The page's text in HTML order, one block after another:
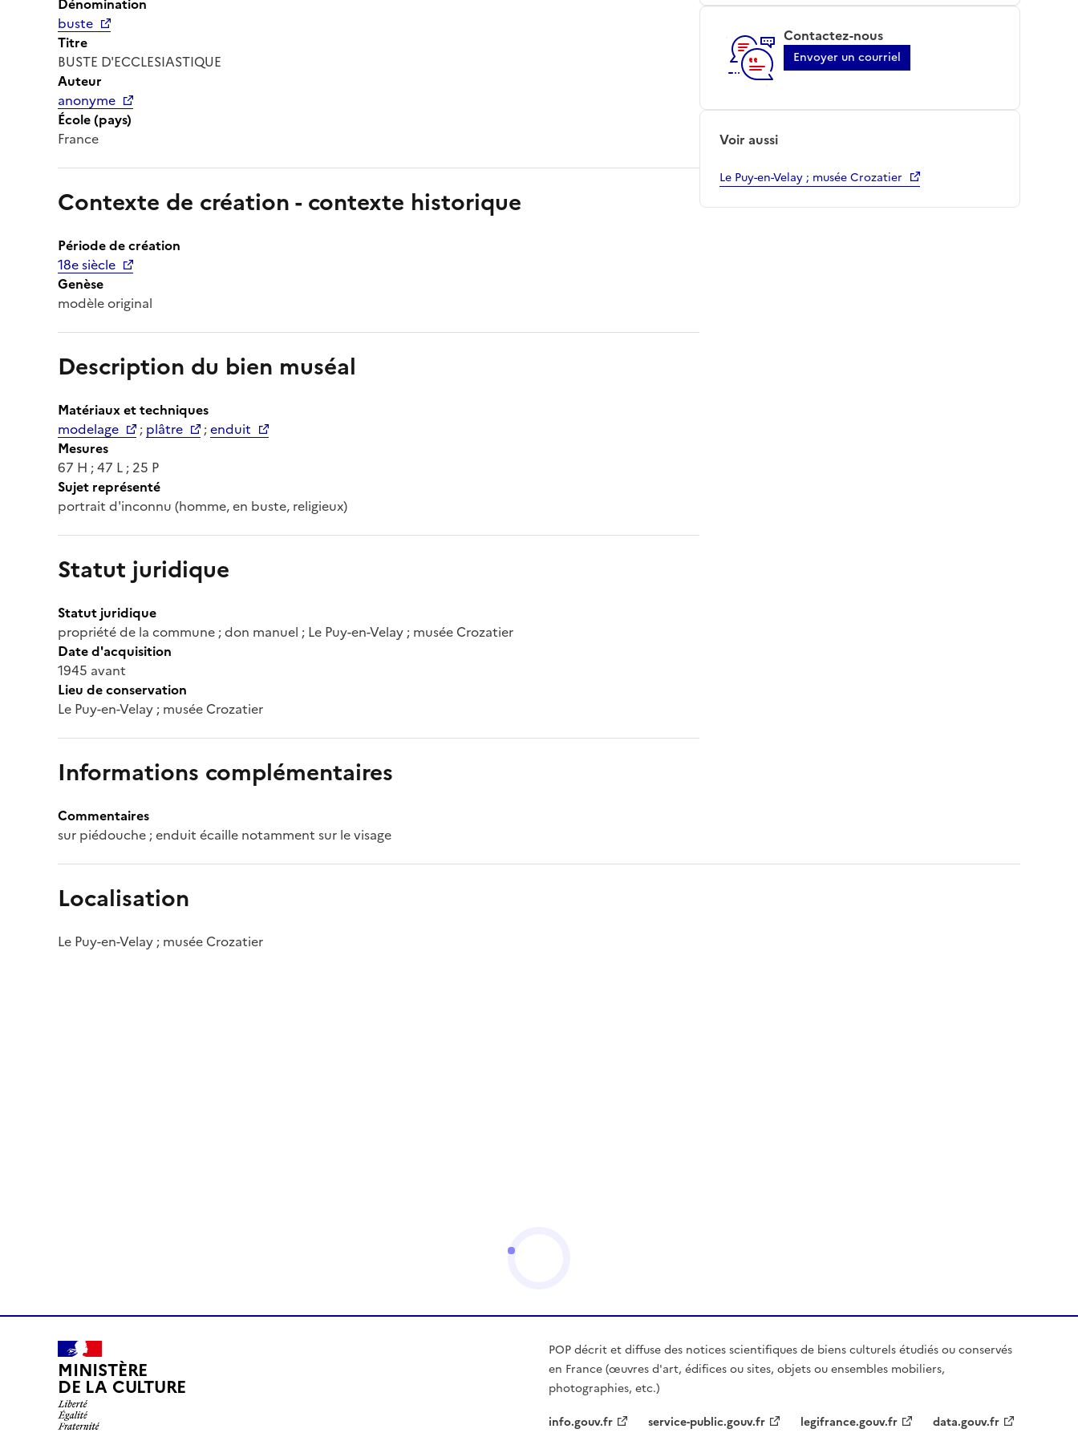
buste
Titre
BUSTE D'ECCLESIASTIQUE
Auteur
anonyme
École (pays)
France
Contexte de création - contexte historique
Période de création
18e siècle
Genèse
modèle original
Description du bien muséal
Matériaux et techniques
modelage
; plâtre ;enduit
Mesures
67 H ; 47 L ; 25 P
Sujet représenté
portrait d'inconnu (homme, en buste, religieux)
Statut juridique
Statut juridique
propriété de la commune ; don manuel ; Le Puy-en-Velay ; musée Crozatier
Date d'acquisition
1945 avant
Lieu de conservation
Le Puy-en-Velay ; musée Crozatier
Informations complémentaires
Commentaires
sur piédouche ; enduit écaille notamment sur le visage
Contactez-nous
Envoyer un courriel
Voir aussi
Le Puy-en-Velay ; musée Crozatier
Localisation
Le Puy-en-Velay ; musée Crozatier
MINISTÈRE
DE LA CULTURE
POP décrit et diffuse des notices scientifiques de biens culturels étudiés ou conservés
en France (œuvres d'art, édifices ou sites, objets ou ensembles mobiliers,
photographies, etc.)
info.gouv.fr
service-public.gouv.fr legifrance.gouv.fr data.gouv.fr